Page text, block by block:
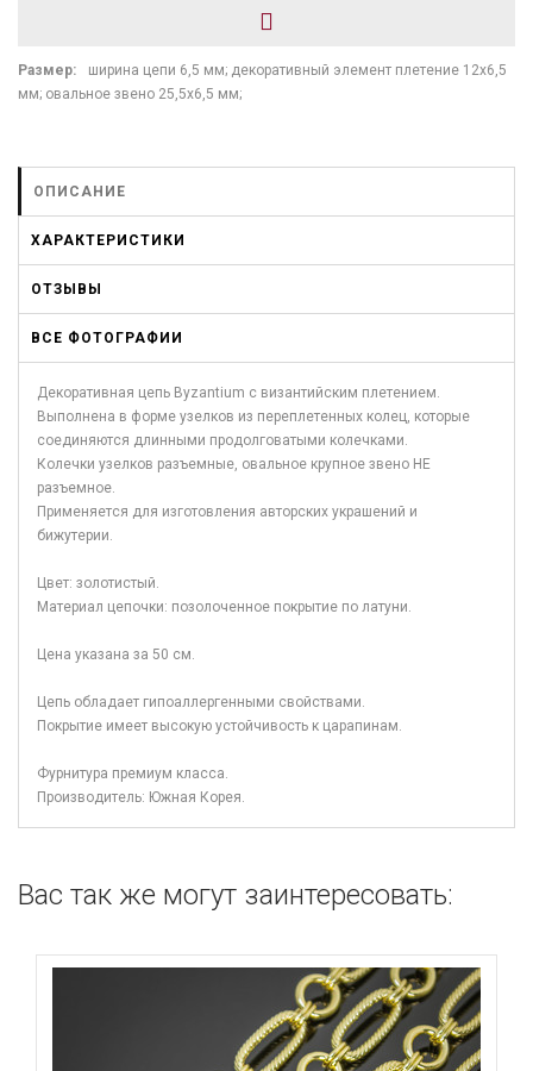
Размер:
ширина цепи 6,5 мм; декоративный элемент плетение 12х6,5
мм; овальное звено 25,5х6,5 мм;
ОПИСАНИЕ
ХАРАКТЕРИСТИКИ
ОТЗЫВЫ
ВСЕ ФОТОГРАФИИ
Декоративная цепь Byzantium с византийским плетением.
Выполнена в форме узелков из переплетенных колец, которые
соединяются длинными продолговатыми колечками.
Колечки узелков разъемные, овальное крупное звено НЕ
разъемное.
Применяется для изготовления авторских украшений и
бижутерии.
Цвет: золотистый.
Материал цепочки: позолоченное покрытие по латуни.
Цена указана за 50 см.
Цепь обладает гипоаллергенными свойствами.
Покрытие имеет высокую устойчивость к царапинам.
Фурнитура премиум класса.
Производитель: Южная Корея.
Вас так же могут заинтересовать: